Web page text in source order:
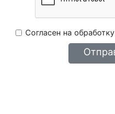
Согласен на обработку